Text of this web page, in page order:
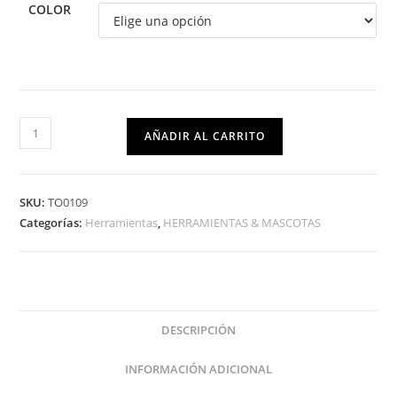
COLOR
AÑADIR AL CARRITO
SKU:TO0109
Categorías: Herramientas, HERRAMIENTAS & MASCOTAS
DESCRIPCIÓN
INFORMACIÓN ADICIONAL